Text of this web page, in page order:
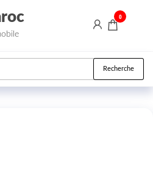
0
Recherche